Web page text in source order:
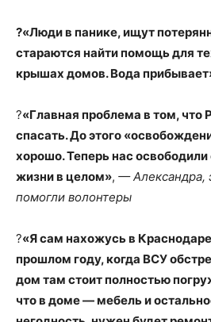
?«Люди в панике, ищут
стараются найти помощь для
крышах домов. Вода
?«Главная проблема в том, что
спасать. До этого
хорошо. Теперь нас
жизни в целом», — Александра,
помогли волонтеры
?«Я сам нахожусь в
прошлом году, когда ВСУ
дом там стоит полностью
что в доме — мебель и